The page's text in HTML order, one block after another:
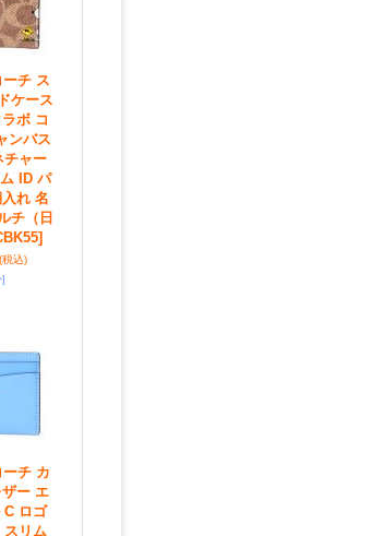
ーチ ス
ケース
ボ コ
ンバス
チャー
ID パ
れ 名
チ（日
(税込)
ーチ カ
ー エ
C ロゴ
スリム